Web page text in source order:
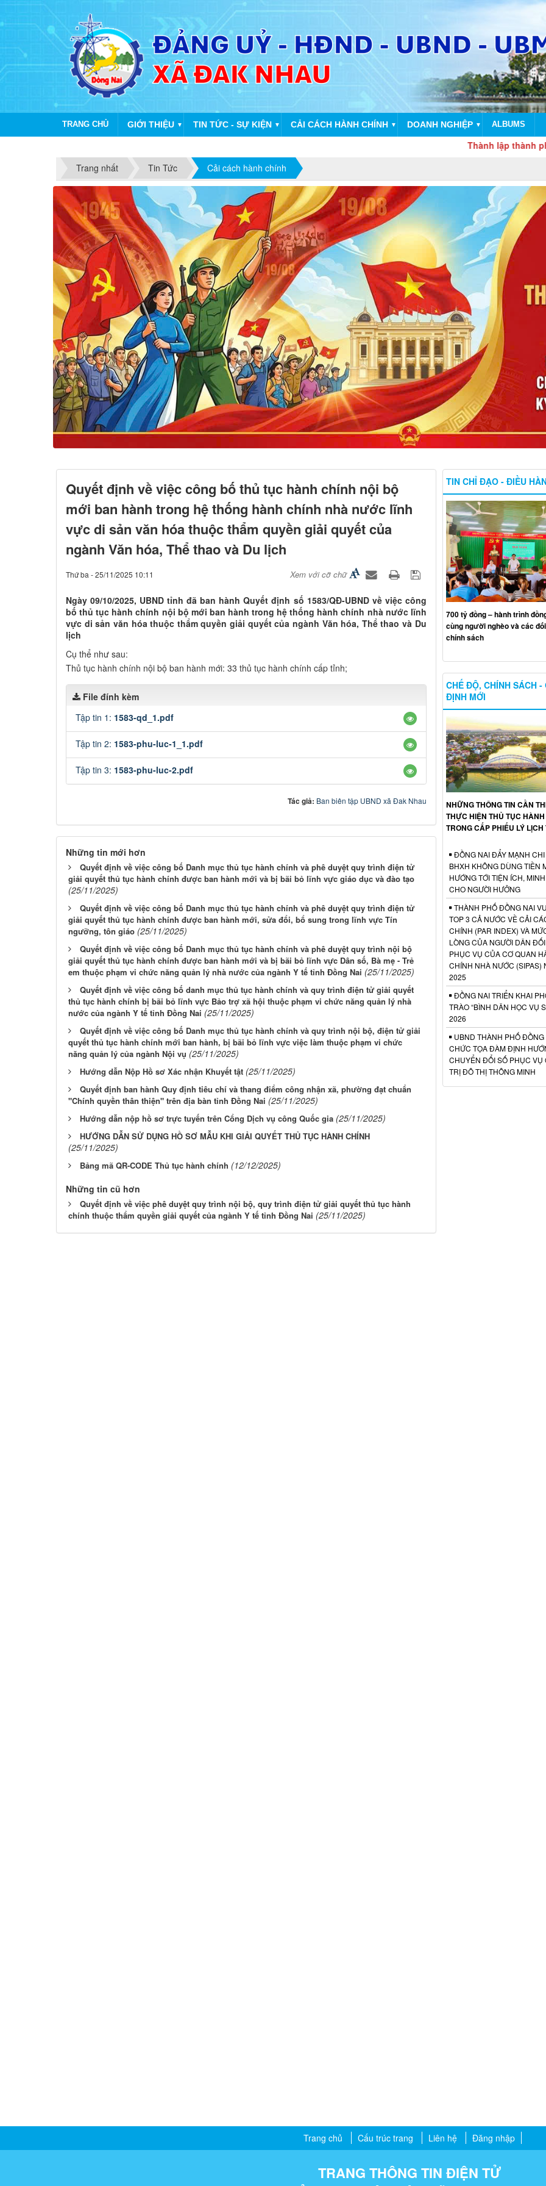
TRANG CHỦ GIỚI THIỆU ▼ TIN TỨC - SỰ KIỆN ▼ CẢI CÁCH HÀNH CHÍNH ▼ DOANH NGHIỆP ▼ ALBUMS
Thành lập thành phố
Trang nhất
Tin Tức Cải cách hành chính
Quyết định về việc công bố thủ tục hành chính nội bộ
mới ban hành trong hệ thống hành chính nhà nước lĩnh
vực di sản văn hóa thuộc thẩm quyền giải quyết của
ngành Văn hóa, Thể thao và Du lịch
Thứ ba - 25/11/2025 10:11 Xem với cỡ chữ
Ngày 09/10/2025, UBND tỉnh đã ban hành Quyết định số 1583/QĐ-UBND về việc công
bố thủ tục hành chính nội bộ mới ban hành trong hệ thống hành chính nhà nước lĩnh
vực di sản văn hóa thuộc thẩm quyền giải quyết của ngành Văn hóa, Thể thao và Du
lịch
Cụ thể như sau:
Thủ tục hành chính nội bộ ban hành mới: 33 thủ tục hành chính cấp tỉnh;
File đính kèm
Tập tin 1: 1583-qd_1.pdf
Tập tin 2: 1583-phu-luc-1_1.pdf
Tập tin 3: 1583-phu-luc-2.pdf
Tác giả: Ban biên tập UBND xã Đak Nhau
Những tin mới hơn
Quyết định về việc công bố Danh mục thủ tục hành chính và phê duyệt quy trình điện tử
giải quyết thủ tục hành chính được ban hành mới và bị bãi bỏ lĩnh vực giáo dục và đào tạo
(25/11/2025)
Quyết định về việc công bố Danh mục thủ tục hành chính và phê duyệt quy trình điện tử
giải quyết thủ tục hành chính được ban hành mới, sửa đổi, bổ sung trong lĩnh vực Tín
ngưỡng, tôn giáo (25/11/2025)
Quyết định về việc công bố Danh mục thủ tục hành chính và phê duyệt quy trình nội bộ
giải quyết thủ tục hành chính được ban hành mới và bị bãi bỏ lĩnh vực Dân số, Bà mẹ - Trẻ
em thuộc phạm vi chức năng quản lý nhà nước của ngành Y tế tỉnh Đồng Nai (25/11/2025)
Quyết định về việc công bố danh mục thủ tục hành chính và quy trình điện tử giải quyết
thủ tục hành chính bị bãi bỏ lĩnh vực Bảo trợ xã hội thuộc phạm vi chức năng quản lý nhà
nước của ngành Y tế tỉnh Đồng Nai (25/11/2025)
Quyết định về việc công bố Danh mục thủ tục hành chính và quy trình nội bộ, điện tử giải
quyết thủ tục hành chính mới ban hành, bị bãi bỏ lĩnh vực việc làm thuộc phạm vi chức
năng quản lý của ngành Nội vụ (25/11/2025)
Hướng dẫn Nộp Hồ sơ Xác nhận Khuyết tật (25/11/2025)
Quyết định ban hành Quy định tiêu chí và thang điểm công nhận xã, phường đạt chuẩn
"Chính quyền thân thiện" trên địa bàn tỉnh Đồng Nai (25/11/2025)
Hướng dẫn nộp hồ sơ trực tuyến trên Cổng Dịch vụ công Quốc gia (25/11/2025)
HƯỚNG DẪN SỬ DỤNG HỒ SƠ MẪU KHI GIẢI QUYẾT THỦ TỤC HÀNH CHÍNH
(25/11/2025)
Bảng mã QR-CODE Thủ tục hành chính (12/12/2025)
Những tin cũ hơn
Quyết định về việc phê duyệt quy trình nội bộ, quy trình điện tử giải quyết thủ tục hành
chính thuộc thẩm quyền giải quyết của ngành Y tế tỉnh Đồng Nai (25/11/2025)
TIN CHỈ ĐẠO - ĐIỀU
700 tỷ đồng – hành trình
cùng người nghèo và các
chính sách
CHẾ ĐỘ, CHÍNH SÁCH -
ĐỊNH MỚI
NHỮNG THÔNG TIN CẦN
THỰC HIỆN THỦ TỤC
TRONG CẤP PHIẾU LÝ
ĐỒNG NAI ĐẨY MẠNH CHI
BHXH KHÔNG DÙNG TIỀN
HƯỚNG TỚI TIỆN ÍCH,
CHO NGƯỜI HƯỞNG
THÀNH PHỐ ĐỒNG NAI
TOP 3 CẢ NƯỚC VỀ CẢI
CHÍNH (PAR INDEX) VÀ
LÒNG CỦA NGƯỜI DÂN
PHỤC VỤ CỦA CƠ QUAN
CHÍNH NHÀ NƯỚC (SIPAS)
2025
ĐỒNG NAI TRIỂN KHAI
TRÀO “BÌNH DÂN HỌC VỤ
2026
UBND THÀNH PHỐ ĐỒNG
CHỨC TỌA ĐÀM ĐỊNH
CHUYỂN ĐỔI SỐ PHỤC VỤ
TRỊ ĐÔ THỊ THÔNG MINH
Trang chủ Cấu trúc trang Liên hệ Đăng nhập
TRANG THÔNG TIN ĐIỆN TỬ